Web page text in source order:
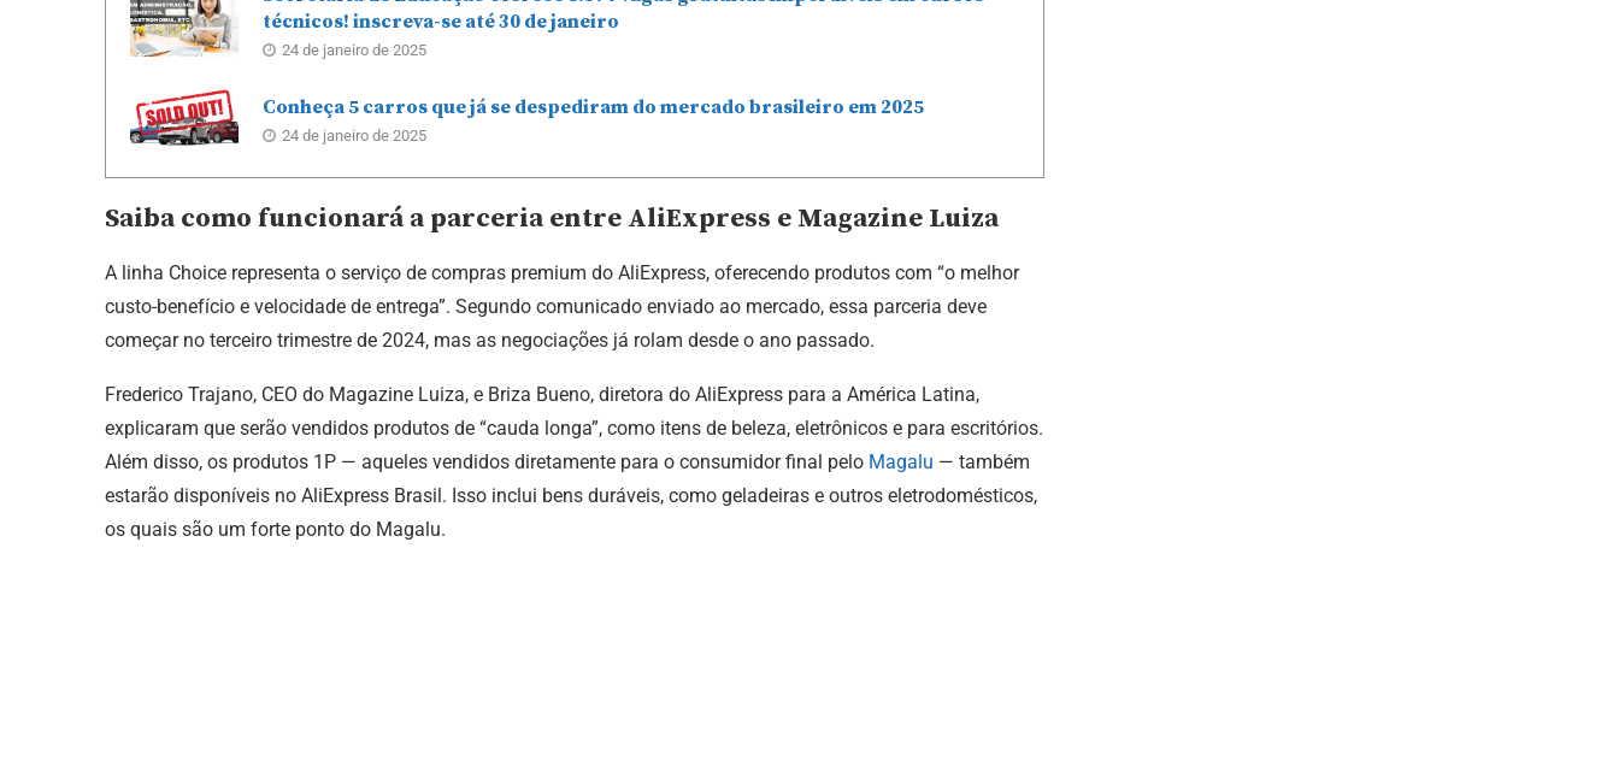
técnicos! inscreva-se até 30 de janeiro
24 de janeiro de 2025
Conheça 5 carros que já se despediram do mercado brasileiro em 2025
24 de janeiro de 2025
Saiba como funcionará a parceria entre AliExpress e Magazine Luiza
A linha Choice representa o serviço de compras premium do AliExpress, oferecendo produtos com “o melhor
custo-benefício e velocidade de entrega”. Segundo comunicado enviado ao mercado, essa parceria deve
começar no terceiro trimestre de 2024, mas as negociações já rolam desde o ano passado.
Frederico Trajano, CEO do Magazine Luiza, e Briza Bueno, diretora do AliExpress para a América Latina,
explicaram que serão vendidos produtos de “cauda longa”, como itens de beleza, eletrônicos e para escritórios.
Além disso, os produtos 1P — aqueles vendidos diretamente para o consumidor final pelo Magalu — também
estarão disponíveis no AliExpress Brasil. Isso inclui bens duráveis, como geladeiras e outros eletrodomésticos,
os quais são um forte ponto do Magalu.